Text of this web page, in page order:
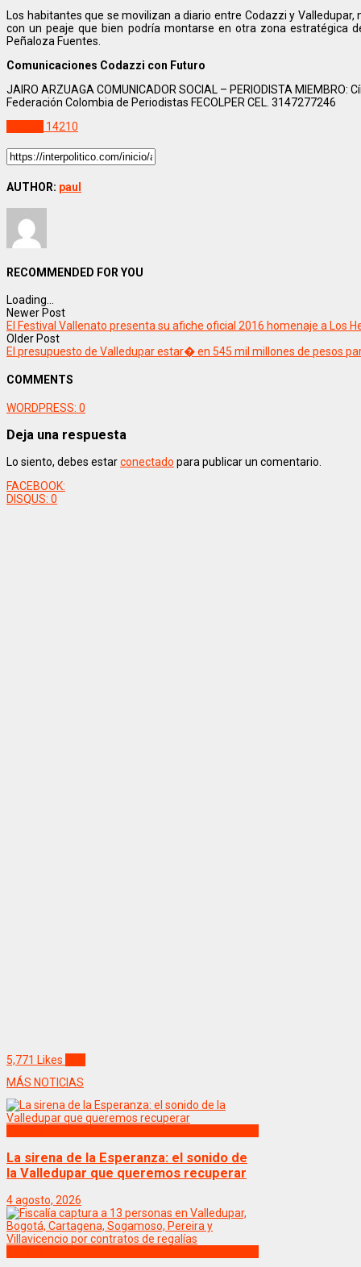
Los habitantes que se movilizan a diario entre Codazzi y
con un peaje que bien podría montarse en otra zona estratégica
Peñaloza Fuentes.
Comunicaciones Codazzi con Futuro
JAIRO ARZUAGA COMUNICADOR SOCIAL – PERIODISTA MIEMBRO:
Federación Colombia de Periodistas FECOLPER CEL. 3147277246
14210
AUTHOR: paul
RECOMMENDED FOR YOU
Loading...
Newer Post
El Festival Vallenato presenta su afiche oficial 2016 homenaje a Los
Older Post
El presupuesto de Valledupar estar� en 545 mil millones de pesos
COMMENTS
WORDPRESS: 0
Deja una respuesta
Lo siento, debes estarconectado para publicar un comentario.
FACEBOOK:
DISQUS: 0
5,771 Likes
MÁS NOTICIAS
La sirena de la Esperanza: el sonido de
la Valledupar que queremos recuperar
4 agosto, 2026